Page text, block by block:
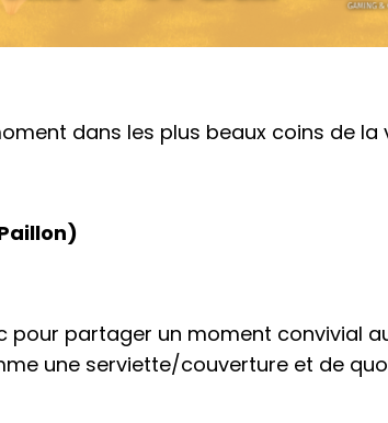
dans les plus beaux coins de la
pour partager un moment convivial
une serviette/couverture et de